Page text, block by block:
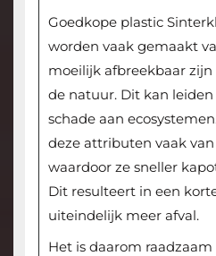
Goedkope plastic
worden vaak gemaakt
moeilijk afbreekbaar
de natuur. Dit kan
schade aan
deze attributen vaak
waardoor ze sneller
Dit resulteert in een
uiteindelijk meer afval.
Het is daarom